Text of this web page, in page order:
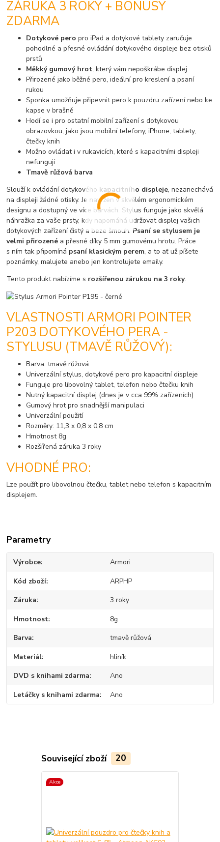
ZÁRUKA 3 ROKY + BONUSY
ZDARMA
Dotykové pero pro iPad a dotykové tablety zaručuje
pohodlné a přesné ovládání dotykového displeje bez otisků
prstů
Měkký gumový hrot, který vám nepoškrábe displej
Přirozené jako běžné pero, ideální pro kreslení a psaní
rukou
Sponka umožňuje připevnit pero k pouzdru zařízení nebo ke
kapse v brašně
Hodí se i pro ostatní mobilní zařízení s dotykovou
obrazovkou, jako jsou mobilní telefony, iPhone, tablety,
čtečky knih
Možno ovládat i v rukavicích, které s kapacitními displeji
nefungují
Tmavě růžová barva
Slouží k ovládání dotykového kapacitního displeje, nezanechává
na displeji žádné otisky. Je navržen v skvělém ergonomickém
designu a dostupný ve více barvách. Stylus funguje jako skvělá
náhražka za vaše prsty, kdy napomáhá udržovat displej vašich
dotykových zařízení čistý a beze šmouh. Psaní se stylusem je
velmi přirozené a přesné díky 5 mm gumovému hrotu. Práce
s ním tak připomíná psaní klasickým perem, a to ať už píšete
poznámky, malujete anebo jen kontrolujete emaily.
Tento produkt nabízíme s rozšířenou zárukou na 3 roky.
VLASTNOSTI ARMORI POINTER
P203 DOTYKOVÉHO PERA -
STYLUSU (TMAVĚ RŮŽOVÝ):
Barva: tmavě růžová
Univerzální stylus, dotykové pero pro kapacitní displeje
Funguje pro libovolný tablet, telefon nebo čtečku knih
Nutný kapacitní displej (dnes je v cca 99% zařízeních)
Gumový hrot pro snadnější manipulaci
Univerzální použití
Rozměry: 11,3 x 0,8 x 0,8 cm
Hmotnost 8g
Rozšířená záruka 3 roky
VHODNÉ PRO:
Lze použít pro libovolnou čtečku, tablet nebo telefon s kapacitním
displejem.
Parametry
Výrobce Armori
Kód zboží ARPHP
Záruka 3 roky
Hmotnost 8g
Barva tmavě růžová
Materiál hliník
DVD s knihami zdarma Ano
Letáčky s knihami zdarma Ano
Související zboží 20
Akce